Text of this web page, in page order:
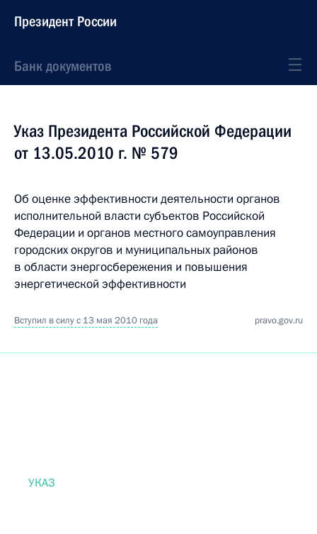
Президент России
Банк документов
Указ Президента Российской Федерации
от 13.05.2010 г. № 579
Об оценке эффективности деятельности органов
исполнительной власти субъектов Российской
Федерации и органов местного самоуправления
городских округов и муниципальных районов
в области энергосбережения и повышения
энергетической эффективности
Вступил в силу с 13 мая 2010 года pravo.gov.ru
УКАЗ